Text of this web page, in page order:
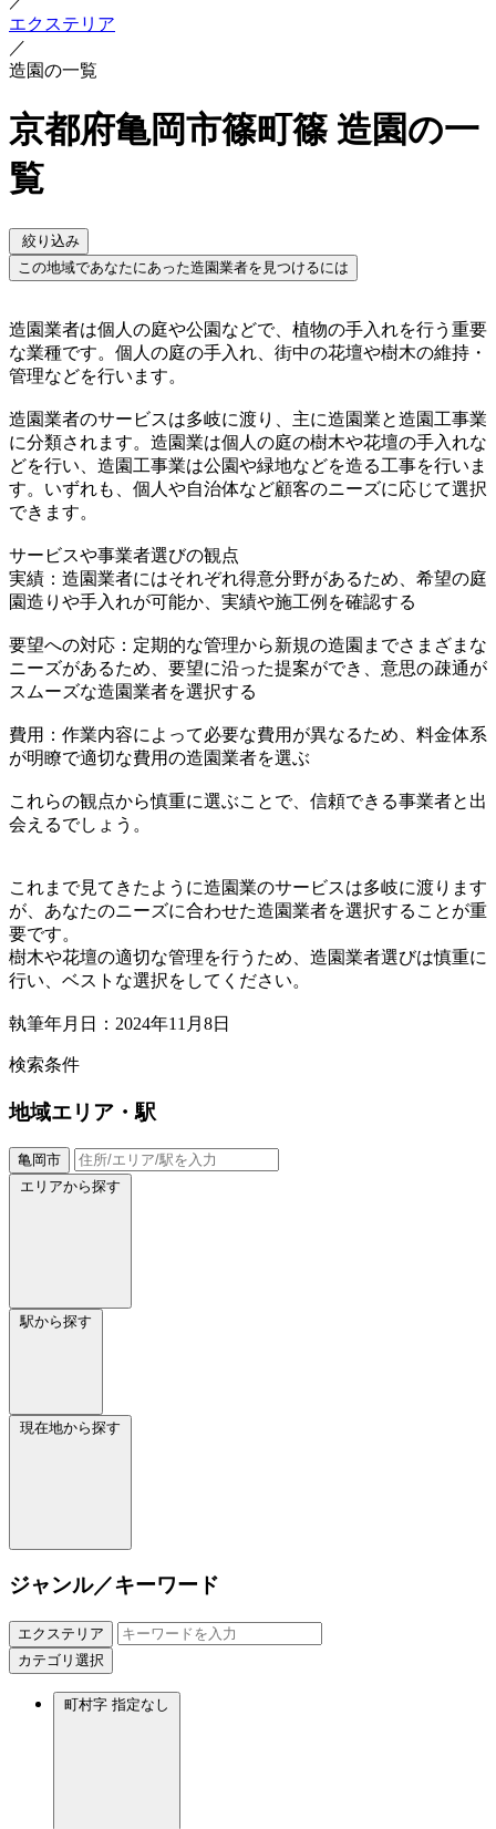
エクステリア
／
造園の一覧
京都府亀岡市篠町篠 造園の一
覧
絞り込み
この地域であなたにあった造園業者を見つけるには
造園業者は個人の庭や公園などで、植物の手入れを行う重要
な業種です。個人の庭の手入れ、街中の花壇や樹木の維持・
管理などを行います。
造園業者のサービスは多岐に渡り、主に造園業と造園工事業
に分類されます。造園業は個人の庭の樹木や花壇の手入れな
どを行い、造園工事業は公園や緑地などを造る工事を行いま
す。いずれも、個人や自治体など顧客のニーズに応じて選択
できます。
サービスや事業者選びの観点
実績：造園業者にはそれぞれ得意分野があるため、希望の庭
園造りや手入れが可能か、実績や施工例を確認する
要望への対応：定期的な管理から新規の造園までさまざまな
ニーズがあるため、要望に沿った提案ができ、意思の疎通が
スムーズな造園業者を選択する
費用：作業内容によって必要な費用が異なるため、料金体系
が明瞭で適切な費用の造園業者を選ぶ
これらの観点から慎重に選ぶことで、信頼できる事業者と出
会えるでしょう。
これまで見てきたように造園業のサービスは多岐に渡ります
が、あなたのニーズに合わせた造園業者を選択することが重
要です。
樹木や花壇の適切な管理を行うため、造園業者選びは慎重に
行い、ベストな選択をしてください。
執筆年月日：2024年11月8日
検索条件
地域エリア・駅
亀岡市
エリアから探す
駅から探す
現在地から探す
ジャンル／キーワード
エクステリア
カテゴリ選択
町村字 指定なし